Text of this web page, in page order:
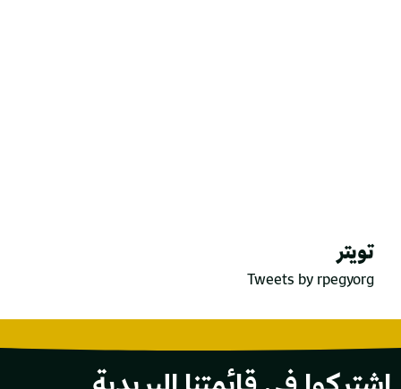
تويتر
Tweets by rpegyorg